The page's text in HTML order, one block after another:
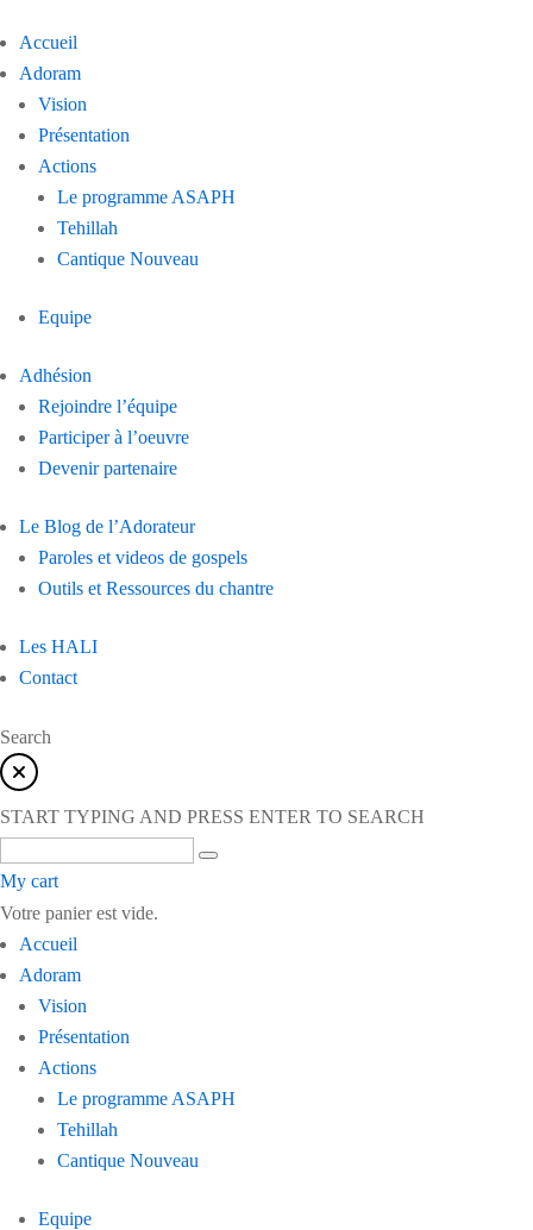
Accueil
Adoram
Vision
Présentation
Actions
Le programme ASAPH
Tehillah
Cantique Nouveau
Equipe
Adhésion
Rejoindre l’équipe
Participer à l’oeuvre
Devenir partenaire
Le Blog de l’Adorateur
Paroles et videos de gospels
Outils et Ressources du chantre
Les HALI
Contact
Search
START TYPING AND PRESS ENTER TO SEARCH
My cart
Votre panier est vide.
Accueil
Adoram
Vision
Présentation
Actions
Le programme ASAPH
Tehillah
Cantique Nouveau
Equipe